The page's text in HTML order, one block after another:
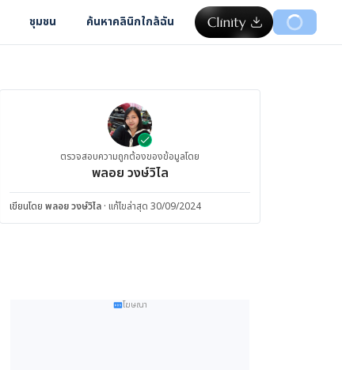
ชุมชน ค้นหาคลินิกใกล้ฉัน
ตรวจสอบความถูกต้องของข้อมูลโดย
พลอย วงษ์วิไล
เขียนโดย พลอย วงษ์วิไล · แก้ไขล่าสุด 30/09/2024
โฆษณา